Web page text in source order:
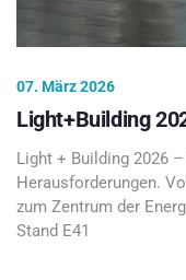
07. März 2026
Light+Building
Light + Building 2026
Herausforderungen.
zum Zentrum der
Stand E41